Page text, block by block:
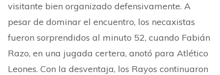
visitante bien organizado defensivamente. A
pesar de dominar el encuentro, los necaxistas
fueron sorprendidos al minuto 52, cuando Fabián
Razo, en una jugada certera, anotó para Atlético
Leones. Con la desventaja, los Rayos continuaron